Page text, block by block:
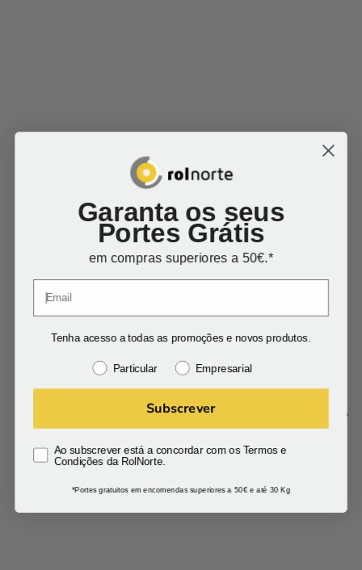
Produtos Relacionados
Garanta os seus
Portes Grátis
em compras superiores a 50€.*
Tenha acesso a todas as promoções e novos produtos.
Particular Empresarial
Subscrever
Ao subscrever está a concordar com os Termos e
Condições da RolNorte.
*Portes gratuitos em encomendas superiores a 50€ e até 30 Kg